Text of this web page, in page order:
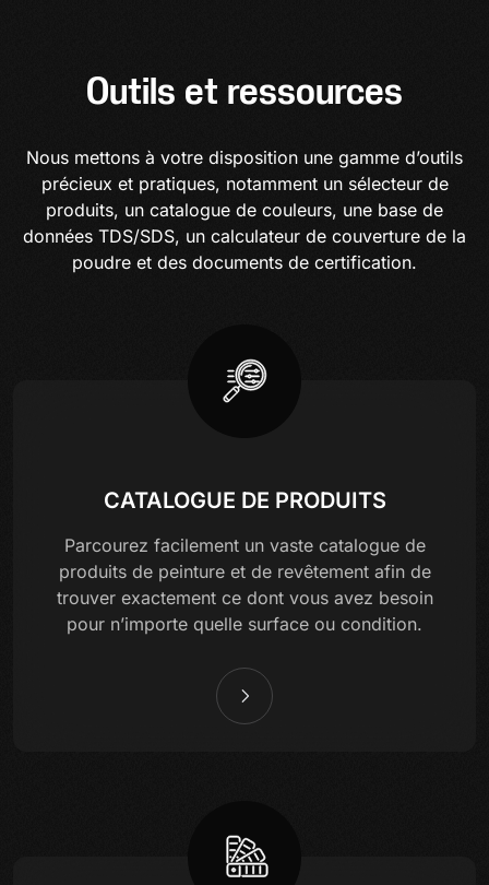
Outils et ressources
Nous mettons à votre disposition une gamme d’outils
précieux et pratiques, notamment un sélecteur de
produits, un catalogue de couleurs, une base de
données TDS/SDS, un calculateur de couverture de la
poudre et des documents de certification.
CATALOGUE DE PRODUITS
Parcourez facilement un vaste catalogue de
produits de peinture et de revêtement afin de
trouver exactement ce dont vous avez besoin
pour n’importe quelle surface ou condition.